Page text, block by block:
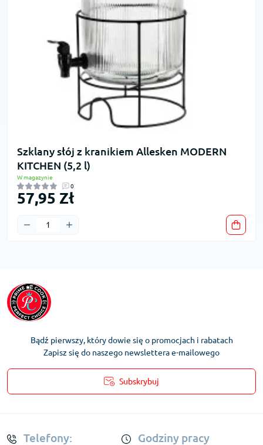
Szklany słój z kranikiem Allesken MODERN
KITCHEN (5,2 l)
W magazynie
0
57,95 Zł
Bądź pierwszy, który dowie się o promocjach i rabatach
Zapisz się do naszego newslettera e-mailowego
Subskrybuj
Telefony: Godziny pracy